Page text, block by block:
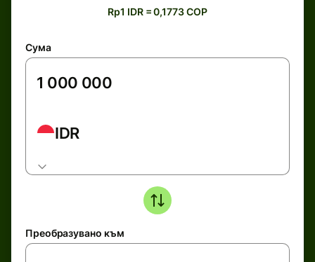
Rp1 IDR = 0,1773 COP
Сума
IDR
Преобразувано към